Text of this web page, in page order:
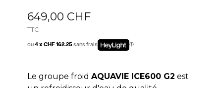
649,00 CHF
TTC
ou4 x CHF 162.25sans frais
Le groupe froid AQUAVIE ICE600 G2 est